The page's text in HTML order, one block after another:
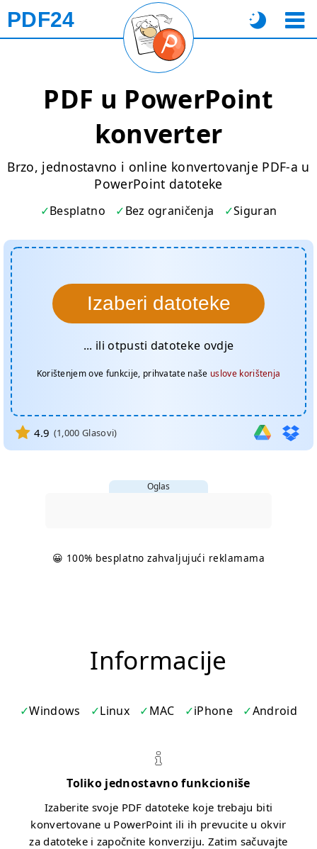
PDF24
PDF u PowerPoint
konverter
Brzo, jednostavno i online konvertovanje PDF-a u
PowerPoint datoteke
Besplatno Bez ograničenja Siguran
Izaberi datoteke
... ili otpusti datoteke ovdje
Korištenjem ove funkcije, prihvatate naše uslove korištenja
4.9 (1,000 Glasovi)
Oglas
😀 100% besplatno zahvaljujući reklamama
Informacije
Windows Linux MAC iPhone Android
Toliko jednostavno funkcioniše
Izaberite svoje PDF datoteke koje trebaju biti
konvertovane u PowerPoint ili ih prevucite u okvir
za datoteke i započnite konverziju. Zatim sačuvajte